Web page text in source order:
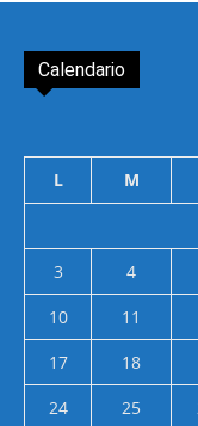
Calendario
L M
3
4
10
11
17
18
24
25